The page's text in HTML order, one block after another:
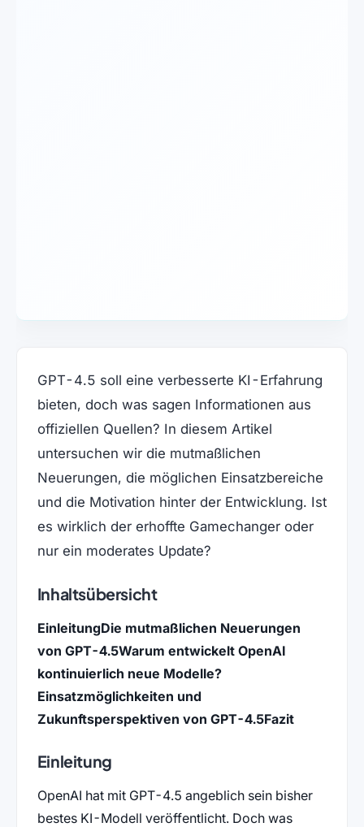
GPT-4.5 soll eine verbesserte KI-Erfahrung
bieten, doch was sagen Informationen aus
offiziellen Quellen? In diesem Artikel
untersuchen wir die mutmaßlichen
Neuerungen, die möglichen Einsatzbereiche
und die Motivation hinter der Entwicklung. Ist
es wirklich der erhoffte Gamechanger oder
nur ein moderates Update?
Inhaltsübersicht
EinleitungDie mutmaßlichen Neuerungen
von GPT-4.5Warum entwickelt OpenAI
kontinuierlich neue Modelle?
Einsatzmöglichkeiten und
Zukunftsperspektiven von GPT-4.5Fazit
Einleitung
OpenAI hat mit GPT-4.5 angeblich sein bisher
bestes KI-Modell veröffentlicht. Doch was